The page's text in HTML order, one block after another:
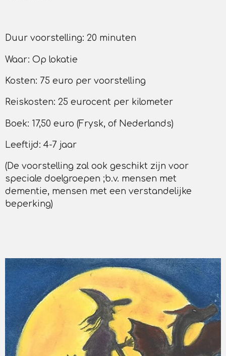
Duur voorstelling: 20 minuten
Waar: Op lokatie
Kosten: 75 euro per voorstelling
Reiskosten: 25 eurocent per kilometer
Boek: 17,50 euro (Frysk, of Nederlands)
Leeftijd: 4-7 jaar
(De voorstelling zal ook geschikt zijn voor
speciale doelgroepen ;b.v. mensen met
dementie, mensen met een verstandelijke
beperking)